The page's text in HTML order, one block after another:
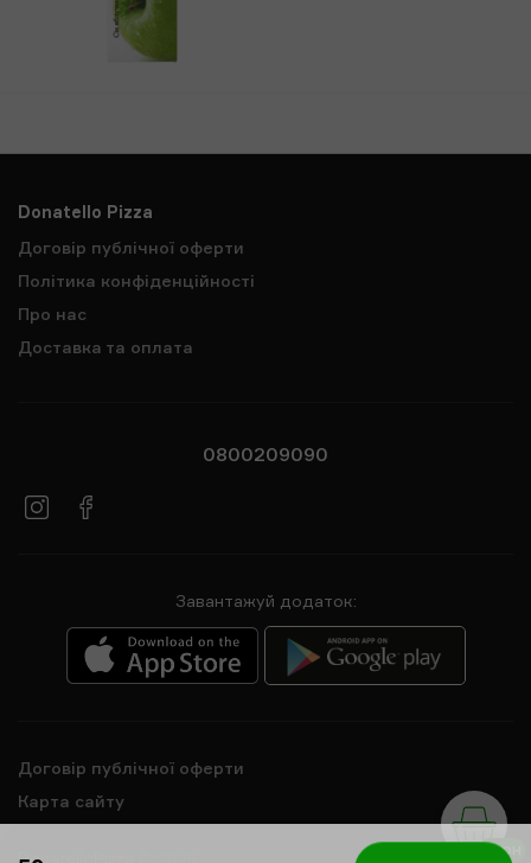
0 грн
Donatello Pizza
Договір публічної оферти
Політика конфіденційності
Про нас
Доставка та оплата
0800209090
Завантажуй додаток:
DonatelloPizza © 2026
Договір публічної оферти
Карта сайту